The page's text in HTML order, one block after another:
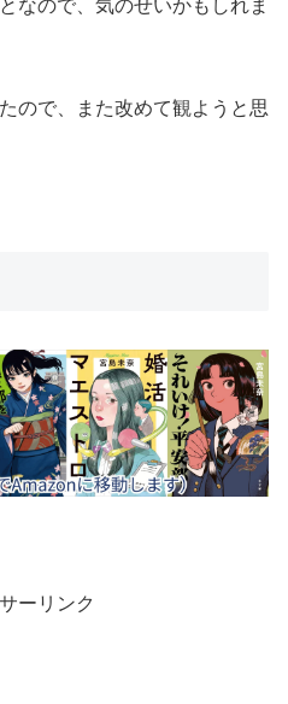
なので、気のせいかもしれま
ので、また改めて観ようと思
ーリンク